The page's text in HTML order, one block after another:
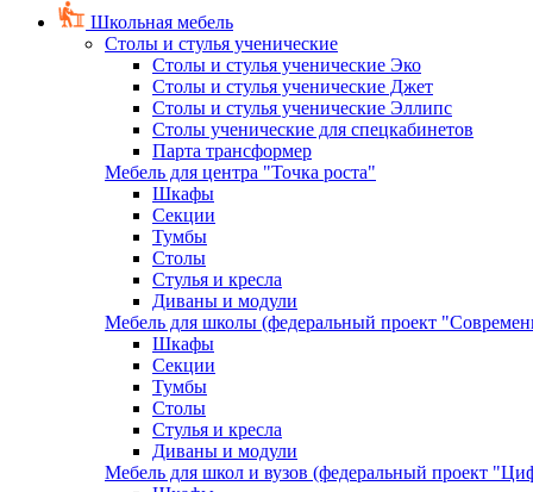
Школьная мебель
Столы и стулья ученические
Столы и стулья ученические Эко
Столы и стулья ученические Джет
Столы и стулья ученические Эллипс
Столы ученические для спецкабинетов
Парта трансформер
Мебель для центра "Точка роста"
Шкафы
Секции
Тумбы
Столы
Стулья и кресла
Диваны и модули
Мебель для школы (федеральный проект
Шкафы
Секции
Тумбы
Столы
Стулья и кресла
Диваны и модули
Мебель для школ и вузов (федеральный проект